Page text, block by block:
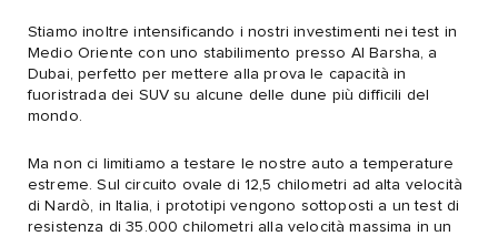
Stiamo inoltre intensificando i nostri investimenti nei test in
Medio Oriente con uno stabilimento presso Al Barsha, a
Dubai, perfetto per mettere alla prova le capacità in
fuoristrada dei SUV su alcune delle dune più difficili del
mondo.
Ma non ci limitiamo a testare le nostre auto a temperature
estreme. Sul circuito ovale di 12,5 chilometri ad alta velocità
di Nardò, in Italia, i prototipi vengono sottoposti a un test di
resistenza di 35.000 chilometri alla velocità massima in un